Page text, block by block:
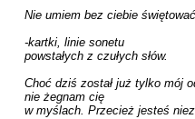
Nie umiem bez ciebie świętować
-kartki, linie sonetu
powstałych z czułych słów.
Choć dziś został już tylko mój
nie żegnam cię
w myślach. Przecież jesteś